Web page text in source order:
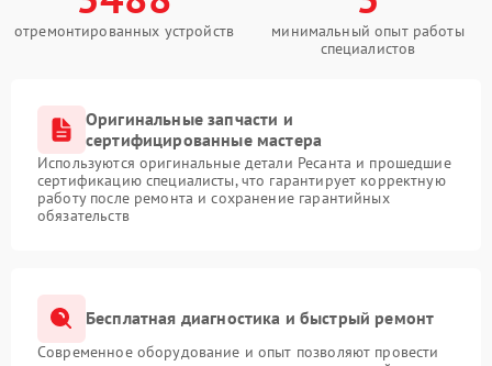
отремонтированных устройств
минимальный опыт работы
специалистов
Оригинальные запчасти и
сертифицированные мастера
Используются оригинальные детали Ресанта и прошедшие
сертификацию специалисты, что гарантирует корректную
работу после ремонта и сохранение гарантийных
обязательств
Бесплатная диагностика и быстрый ремонт
Современное оборудование и опыт позволяют провести